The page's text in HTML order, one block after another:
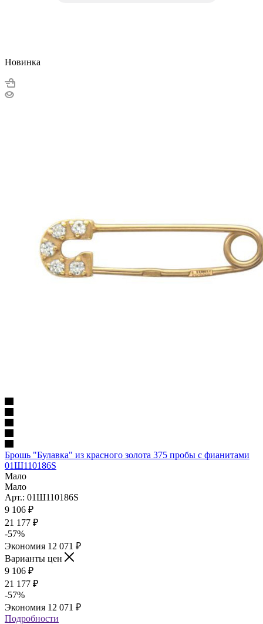
Новинка
Брошь "Булавка" из красного золота 375 пробы с фианитами
01Ш110186S
Мало
Мало
Арт.: 01Ш110186S
9 106 ₽
21 177 ₽
-57%
Экономия 12 071 ₽
Варианты цен
9 106 ₽
21 177 ₽
-57%
Экономия 12 071 ₽
Подробности